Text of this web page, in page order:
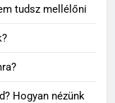
tudsz mellélőni
Hogyan nézünk
látványos